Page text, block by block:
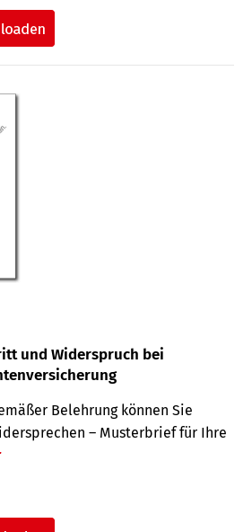
und Widerspruch bei
Belehrung können Sie
– Musterbrief für Ihre